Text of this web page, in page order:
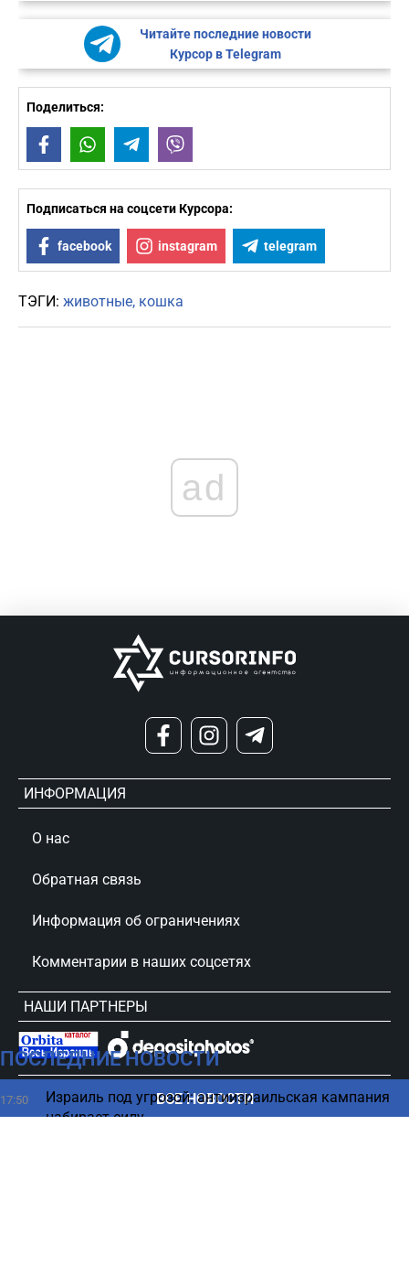
Читайте последние новости
Курсор в Telegram
Поделиться:
FacebookWhatsAppTelegram
Подписаться на соцсети Курсора:
facebook instagram telegram
ТЭГИ: животные кошка
ПОСЛЕДНИЕ НОВОСТИ
17:50
Израиль под угрозой: антиизраильская кампания
набирает силу
ВСЕ НОВОСТИ
ad
ИНФОРМАЦИЯ
О нас
Обратная связь
Информация об ограничениях
Комментарии в наших соцсетях
НАШИ ПАРТНЕРЫ
сursorinfo.co.il © Все права защищены